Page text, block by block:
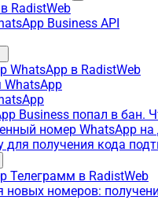
RadistWeb
Business API
WhatsApp в RadistWeb
Business попал в бан.
номер WhatsApp на
для получения кода
Телеграмм в RadistWeb
новых номеров: